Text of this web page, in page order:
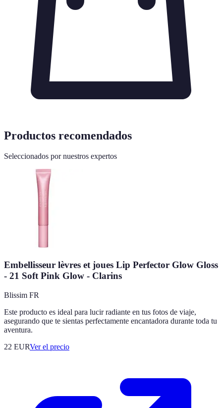
Productos recomendados
Seleccionados por nuestros expertos
Embellisseur lèvres et joues Lip Perfector Glow Gloss
- 21 Soft Pink Glow - Clarins
Blissim FR
Este producto es ideal para lucir radiante en tus fotos de viaje,
asegurando que te sientas perfectamente encantadora durante toda tu
aventura.
22 EURVer el precio